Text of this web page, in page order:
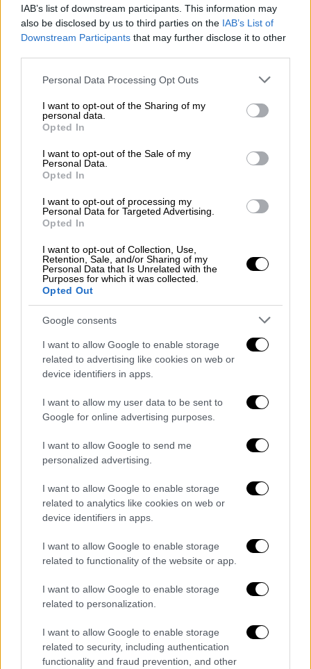
IAB’s list of downstream participants. This information may
also be disclosed by us to third parties on the IAB’s List of
Downstream Participants that may further disclose it to other
Please note that this website/app uses one or more Google
not limited to your visit or usage behaviour. You may click to
grant or deny consent to Google and its third-party tags to
use your data for below specified purposes in below Google
consent section.
Personal Data Processing Opt Outs
I want to opt-out of the Sharing of my
personal data.
Opted In
I want to opt-out of the Sale of my
Personal Data.
Opted In
I want to opt-out of processing my
Personal Data for Targeted Advertising.
Opted In
I want to opt-out of Collection, Use,
Retention, Sale, and/or Sharing of my
Personal Data that Is Unrelated with the
Purposes for which it was collected.
Opted Out
Google consents
I want to allow Google to enable storage
related to advertising like cookies on web or
device identifiers in apps.
I want to allow my user data to be sent to
Google for online advertising purposes.
I want to allow Google to send me
personalized advertising.
I want to allow Google to enable storage
related to analytics like cookies on web or
device identifiers in apps.
I want to allow Google to enable storage
related to functionality of the website or app.
I want to allow Google to enable storage
related to personalization.
I want to allow Google to enable storage
related to security, including authentication
functionality and fraud prevention, and other
«Τουρκάκια δεν ξεχνάτε το τι περάσατε μαζί
μας πάλι ήλθατε στην Ικαρία στα 300 πόδια
ΧΑΝΟΥΜΑΚΙΑ», έγραψε ο πρώην υπουργός
Εθνικής Άμυνας, Πάνος Καμμένος
Δείτε την ανάρτηση του πρώην
υπουργού
περάσατε μαζί μας πάλι ήλθατε στην
Ικαριά στα 300 πόδια αλλά οι Αετοί
ΤΕΛΕΥΤΑΙΑ ΠΡΟΣΓΕΙΩΣΗ ΔΙΚΗ ΜΑΣ
ΧΑΝΟΥΜΑΚΙΑ
pic.twitter.com/XBXHXfrKBN
— Panos Kammenos
(@PanosKammenos)July 26, 2021
Αξίζει να σημειωθεί ότι,
αν το μαχητικό
που πετάει πάνω από το κεφάλι του είναι
αεροπορία.
Κατώτατος μισθός: Πόσο αυξάνεται για τους
εργαζόμενους – Το παρασκήνιο πίσω από
την αύξηση
Καιρός: Έκτακτο δελτίο από την ΕΜΥ για τον
καύσωνα - Τους 43 βαθμούς θα φτάσει η
θερμοκρασία
Μετάλλαξη Δέλτα: Τον Αύγουστο η
κορύφωση του 4ου κύματος – Καμπάνακι